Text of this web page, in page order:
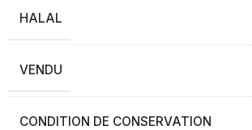
HALAL
VENDU
CONDITION DE CONSERVATION